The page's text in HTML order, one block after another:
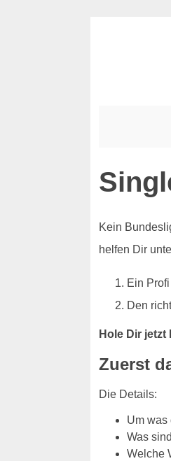
Kein
helfen Dir
Ein
Den
Hole Dir
Zuerst
Die Details:
Um was
Was
Welche